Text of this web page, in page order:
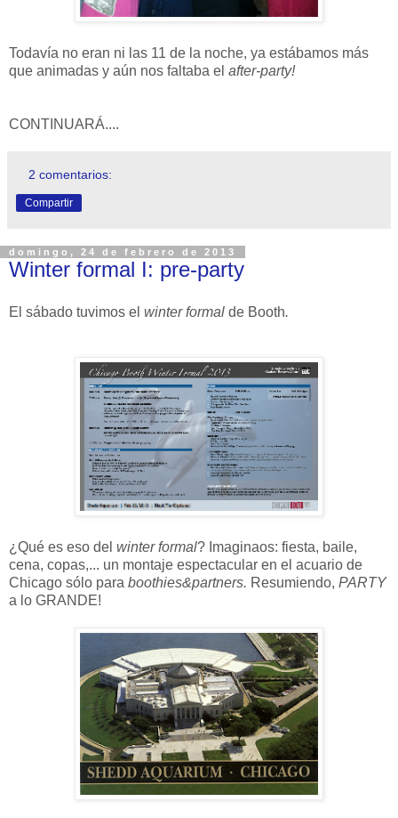
Todavía no eran ni las 11 de la noche, ya estábamos más
que animadas y aún nos faltaba el after-party!
CONTINUARÁ....
2 comentarios:
Compartir
domingo, 24 de febrero de 2013
Winter formal I: pre-party
El sábado tuvimos el winter formal de Booth.
¿Qué es eso del winter formal? Imaginaos: fiesta, baile,
cena, copas,... un montaje espectacular en el acuario de
Chicago sólo para boothies&partners. Resumiendo, PARTY
a lo GRANDE!